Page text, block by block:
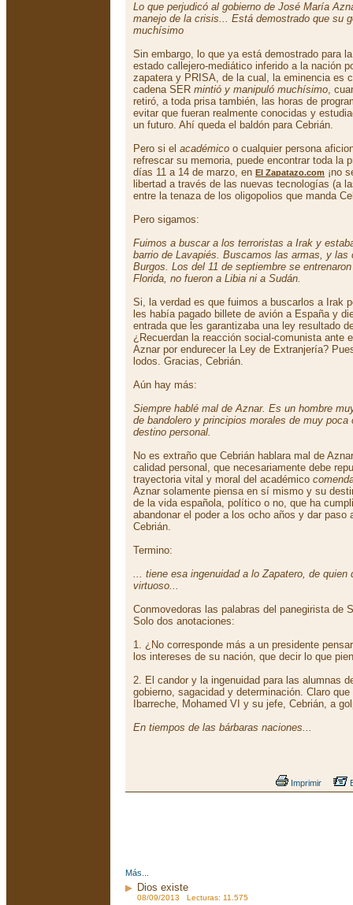
Lo que perjudicó al gobierno de José María
manejo de la crisis... Está demostrado que su
muchísimo
Sin embargo, lo que ya está demostrado para
estado callejero-mediático inferido a la nación
zapatera y PRISA, de la cual, la eminencia es
cadena SER mintió y manipuló muchísimo,
retiró, a toda prisa también, las horas de
evitar que fueran realmente conocidas y
un futuro. Ahí queda el baldón para Cebrián.
Pero si el académico o cualquier persona
refrescar su memoria, puede encontrar toda la
días 11 a 14 de marzo, en El Zapatazo.com ¡no
libertad a través de las nuevas tecnologías (a
entre la tenaza de los oligopolios que manda
Pero sigamos:
Fuimos a buscar a los terroristas a Irak y
barrio de Lavapiés. Buscamos las armas, y las
Burgos. Los del 11 de septiembre se
Florida, no fueron a Libia ni a Sudán.
Si, la verdad es que fuimos a buscarlos a Irak
les había pagado billete de avión a España y
entrada que les garantizaba una ley resultado
¿Recuerdan la reacción social-comunista ante
Aznar por endurecer la Ley de Extranjería?
lodos. Gracias, Cebrián.
Aún hay más:
Siempre hablé mal de Aznar. Es un hombre
de bandolero y principios morales de muy
destino personal.
No es extraño que Cebrián hablara mal de
calidad personal, que necesariamente debe
trayectoria vital y moral del académico
Aznar solamente piensa en sí mismo y su
de la vida española, político o no, que ha
abandonar el poder a los ocho años y dar paso
Cebrián.
Termino:
... tiene esa ingenuidad a lo Zapatero, de quien
virtuoso...
Conmovedoras las palabras del panegirista de
Solo dos anotaciones:
1. ¿No corresponde más a un presidente
los intereses de su nación, que decir lo que
2. El candor y la ingenuidad para las alumnas
gobierno, sagacidad y determinación. Claro
Ibarreche, Mohamed VI y su jefe, Cebrián, a
En tiempos de las bárbaras naciones...
Imprimir
Más...
Dios existe
08/09/2013 Lecturas: 11.575